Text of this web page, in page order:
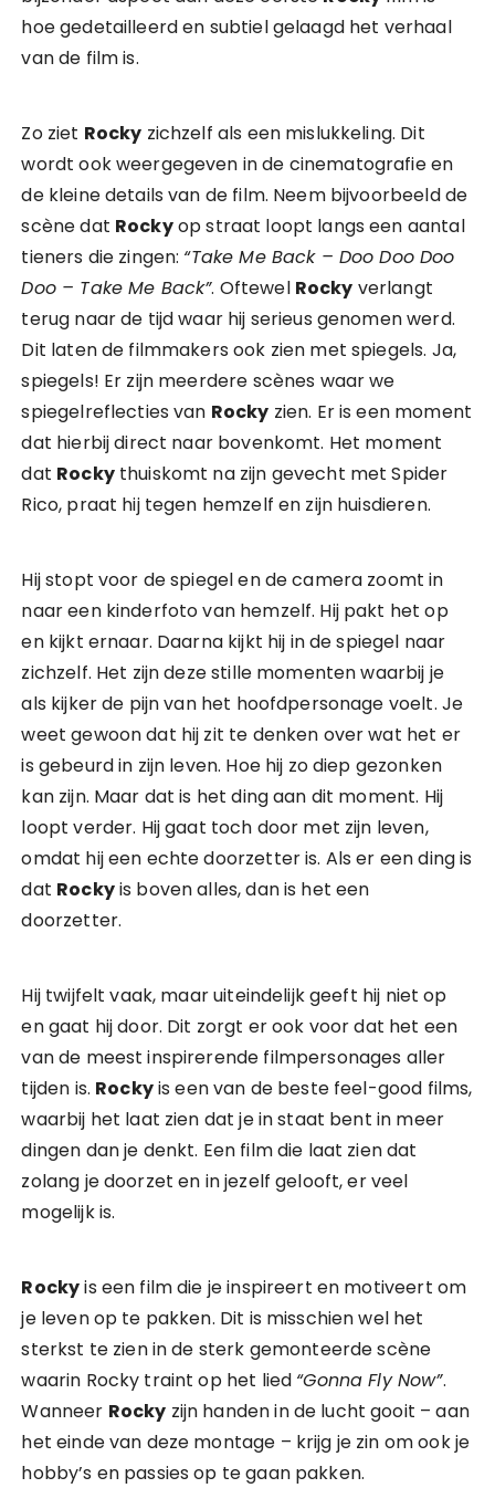
hoe gedetailleerd en subtiel gelaagd het verhaal
van de film is.
Zo ziet Rocky zichzelf als een mislukkeling. Dit
wordt ook weergegeven in de cinematografie en
de kleine details van de film. Neem bijvoorbeeld de
scène dat Rockyop straat loopt langs een aantal
tieners die zingen: “Take Me Back – Doo Doo Doo
Doo – Take Me Back”. Oftewel Rocky verlangt
terug naar de tijd waar hij serieus genomen werd.
Dit laten de filmmakers ook zien met spiegels. Ja,
spiegels! Er zijn meerdere scènes waar we
spiegelreflecties van Rocky zien. Er is een moment
dat hierbij direct naar bovenkomt. Het moment
dat Rockythuiskomt na zijn gevecht met Spider
Rico, praat hij tegen hemzelf en zijn huisdieren.
Hij stopt voor de spiegel en de camera zoomt in
naar een kinderfoto van hemzelf. Hij pakt het op
en kijkt ernaar. Daarna kijkt hij in de spiegel naar
zichzelf. Het zijn deze stille momenten waarbij je
als kijker de pijn van het hoofdpersonage voelt. Je
weet gewoon dat hij zit te denken over wat het er
is gebeurd in zijn leven. Hoe hij zo diep gezonken
kan zijn. Maar dat is het ding aan dit moment. Hij
loopt verder. Hij gaat toch door met zijn leven,
omdat hij een echte doorzetter is. Als er een ding is
dat Rockyis boven alles, dan is het een
doorzetter.
Hij twijfelt vaak, maar uiteindelijk geeft hij niet op
en gaat hij door. Dit zorgt er ook voor dat het een
van de meest inspirerende filmpersonages aller
tijden is. Rockyis een van de beste feel-good films,
waarbij het laat zien dat je in staat bent in meer
dingen dan je denkt. Een film die laat zien dat
zolang je doorzet en in jezelf gelooft, er veel
mogelijk is.
Rockyis een film die je inspireert en motiveert om
je leven op te pakken. Dit is misschien wel het
sterkst te zien in de sterk gemonteerde scène
waarin Rocky traint op het lied “Gonna Fly Now”.
Wanneer Rocky zijn handen in de lucht gooit – aan
het einde van deze montage – krijg je zin om ook je
hobby’s en passies op te gaan pakken.